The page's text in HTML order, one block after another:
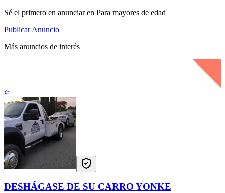
Sé el primero en anunciar en Para mayores de edad
Publicar Anuncio
Más anuncios de interés
DESHÁGASE DE SU CARRO YONKE